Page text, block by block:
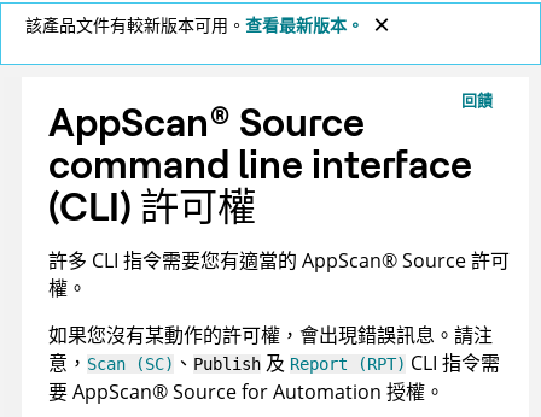
該產品文件有較新版本可用。 查看最新版本。
回饋
AppScan® Source
command line interface
(CLI) 許可權
許多 CLI 指令需要您有適當的 AppScan®Source許可
權。
如果您沒有某動作的許可權，會出現錯誤訊息。請注
意， Scan (SC) 、 Publish 及 Report (RPT) CLI 指令需
要AppScan®Source for Automation 授權。